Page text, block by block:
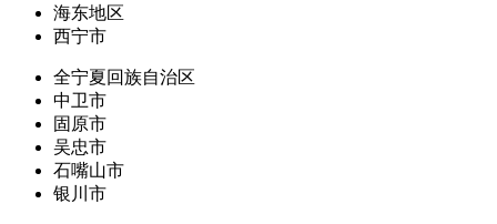
海东地区
西宁市
全宁夏回族自治区
中卫市
固原市
吴忠市
石嘴山市
银川市